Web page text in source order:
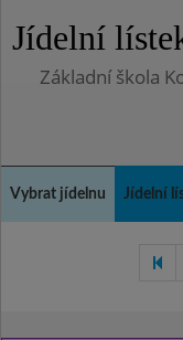
Jídelní
Základní škola
Vybrat jídelnu Jídelní